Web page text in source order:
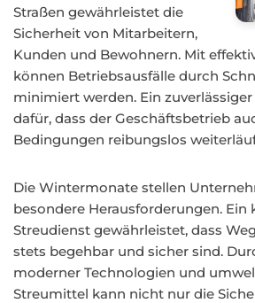
Straßen gewährleistet die
Sicherheit von Mitarbeitern,
Kunden und Bewohnern. Mit
können Betriebsausfälle durch
minimiert werden. Ein
dafür, dass der Geschäftsbetrieb
Bedingungen reibungslos
Die Wintermonate stellen
besondere Herausforderungen.
Streudienst gewährleistet, dass
stets begehbar und sicher sind.
moderner Technologien und
Streumittel kann nicht nur die